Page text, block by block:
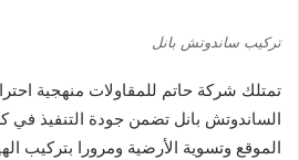
تركيب ساندوتش بانل
تمتلك شركة حاتم للمقاولات منهجية
الساندوتش بانل تضمن جودة التنفيذ في
الموقع وتسوية الأرضية ومرورا بتركيب